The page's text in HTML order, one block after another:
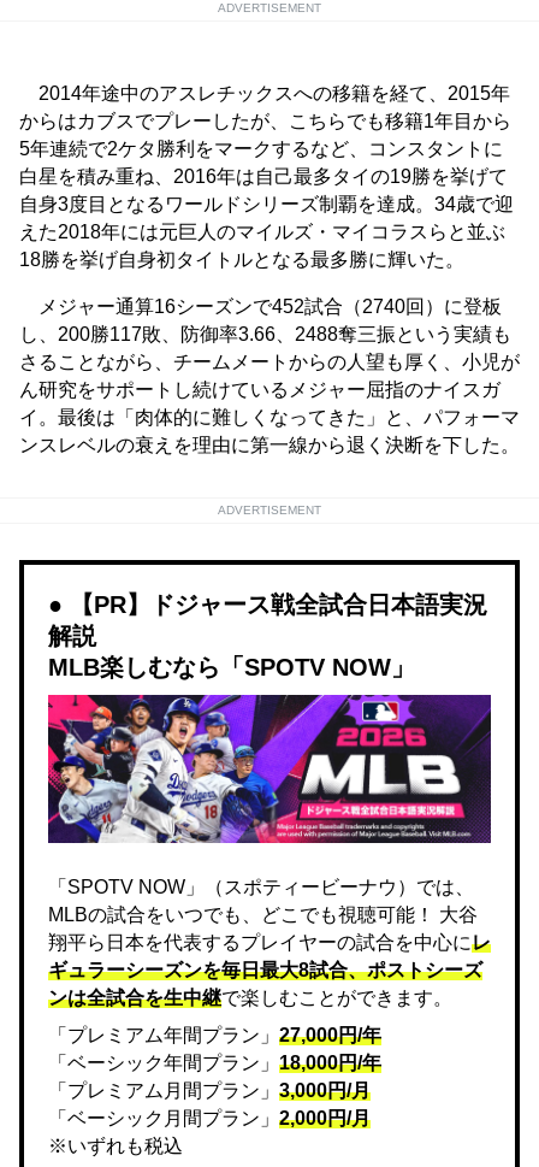
ADVERTISEMENT
2014年途中のアスレチックスへの移籍を経て、2015年
からはカブスでプレーしたが、こちらでも移籍1年目から
5年連続で2ケタ勝利をマークするなど、コンスタントに
白星を積み重ね、2016年は自己最多タイの19勝を挙げて
自身3度目となるワールドシリーズ制覇を達成。34歳で迎
えた2018年には元巨人のマイルズ・マイコラスらと並ぶ
18勝を挙げ自身初タイトルとなる最多勝に輝いた。
メジャー通算16シーズンで452試合（2740回）に登板
し、200勝117敗、防御率3.66、2488奪三振という実績も
さることながら、チームメートからの人望も厚く、小児が
ん研究をサポートし続けているメジャー屈指のナイスガ
イ。最後は「肉体的に難しくなってきた」と、パフォーマ
ンスレベルの衰えを理由に第一線から退く決断を下した。
ADVERTISEMENT
【PR】ドジャース戦全試合日本語実況
解説
MLB楽しむなら「SPOTV NOW」
「SPOTV NOW」（スポティービーナウ）では、
MLBの試合をいつでも、どこでも視聴可能！ 大谷
翔平ら日本を代表するプレイヤーの試合を中心にレ
ギュラーシーズンを毎日最大8試合、ポストシーズ
ンは全試合を生中継で楽しむことができます。
「プレミアム年間プラン」 27,000円/年
「ベーシック年間プラン」 18,000円/年
「プレミアム月間プラン」 3,000円/月
「ベーシック月間プラン」 2,000円/月
※いずれも税込